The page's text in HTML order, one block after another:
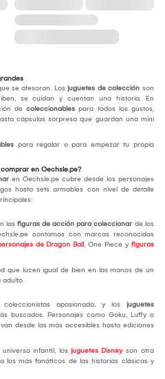
se atesoran. Los juguetes de colección son
se cuidan y cuentan una historia. En
de coleccionables para todos los gustos,
cápsulas sorpresa que guardan una mini
para regalar o para empezar tu propia
en Oechsle.pe?
en Oechsle.pe cubre desde los personajes
hasta sets armables con nivel de detalle
las figuras de acción para coleccionar de los
contamos con marcas reconocidas
de Dragon Ball, One Piece y figuras
que lucen igual de bien en las manos de un
adulto.
apasionada, y los juguetes
buscados. Personajes como Goku, Luffy o
desde las más accesibles hasta ediciones
infantil, los juguetes Disneyson otra
los más fanáticos de las historias clásicas y